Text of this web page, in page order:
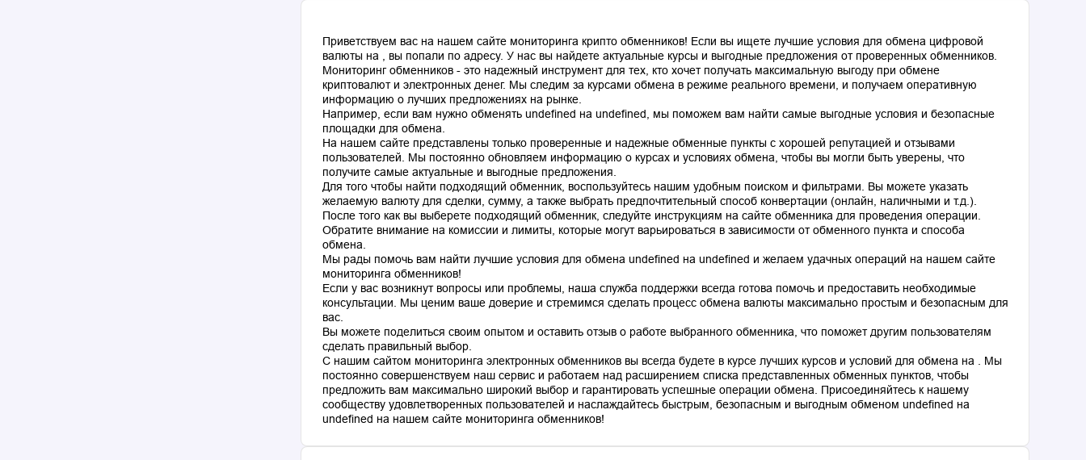
Приветствуем вас на нашем сайте мониторинга крипто обменников! Если вы ищете лучшие условия для обмена цифровой
валюты на , вы попали по адресу. У нас вы найдете актуальные курсы и выгодные предложения от проверенных обменников.
Мониторинг обменников - это надежный инструмент для тех, кто хочет получать максимальную выгоду при обмене
криптовалют и электронных денег. Мы следим за курсами обмена в режиме реального времени, и получаем оперативную
информацию о лучших предложениях на рынке.
Например, если вам нужно обменять undefined на undefined, мы поможем вам найти самые выгодные условия и безопасные
площадки для обмена.
На нашем сайте представлены только проверенные и надежные обменные пункты с хорошей репутацией и отзывами
пользователей. Мы постоянно обновляем информацию о курсах и условиях обмена, чтобы вы могли быть уверены, что
получите самые актуальные и выгодные предложения.
Для того чтобы найти подходящий обменник, воспользуйтесь нашим удобным поиском и фильтрами. Вы можете указать
желаемую валюту для сделки, сумму, а также выбрать предпочтительный способ конвертации (онлайн, наличными и т.д.).
После того как вы выберете подходящий обменник, следуйте инструкциям на сайте обменника для проведения операции.
Обратите внимание на комиссии и лимиты, которые могут варьироваться в зависимости от обменного пункта и способа
обмена.
Мы рады помочь вам найти лучшие условия для обмена undefined на undefined и желаем удачных операций на нашем сайте
мониторинга обменников!
Если у вас возникнут вопросы или проблемы, наша служба поддержки всегда готова помочь и предоставить необходимые
консультации. Мы ценим ваше доверие и стремимся сделать процесс обмена валюты максимально простым и безопасным для
вас.
Вы можете поделиться своим опытом и оставить отзыв о работе выбранного обменника, что поможет другим пользователям
сделать правильный выбор.
С нашим сайтом мониторинга электронных обменников вы всегда будете в курсе лучших курсов и условий для обмена на . Мы
постоянно совершенствуем наш сервис и работаем над расширением списка представленных обменных пунктов, чтобы
предложить вам максимально широкий выбор и гарантировать успешные операции обмена. Присоединяйтесь к нашему
сообществу удовлетворенных пользователей и наслаждайтесь быстрым, безопасным и выгодным обменом undefined на